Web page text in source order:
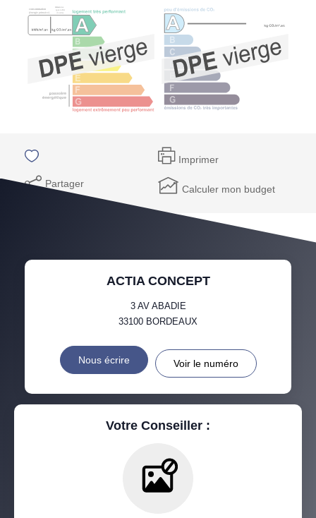
Imprimer
Partager Calculer mon budget
ACTIA CONCEPT
3 AV ABADIE
33100 BORDEAUX
Nous écrire Voir le numéro
Votre Conseiller :